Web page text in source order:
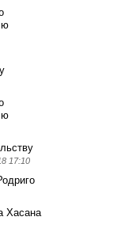
17:10
Хасана